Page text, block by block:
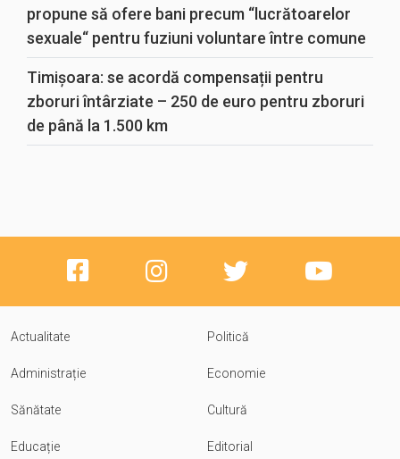
propune să ofere bani precum “lucrătoarelor
sexuale“ pentru fuziuni voluntare între comune
Timișoara: se acordă compensații pentru
zboruri întârziate – 250 de euro pentru zboruri
de până la 1.500 km
Actualitate Politică
Administrație Economie
Sănătate Cultură
Educație Editorial